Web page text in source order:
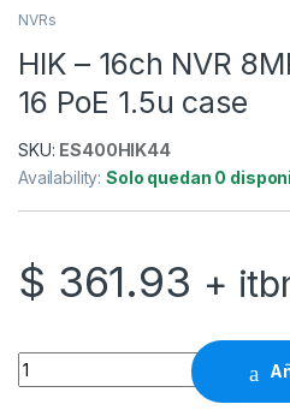
NVRs
HIK – 16ch NVR
16 PoE 1.5u case
SKU: ES400HIK44
Availability:Solo quedan 0
$ 361.93 +
HIK - 16ch NVR 8MP H265 4